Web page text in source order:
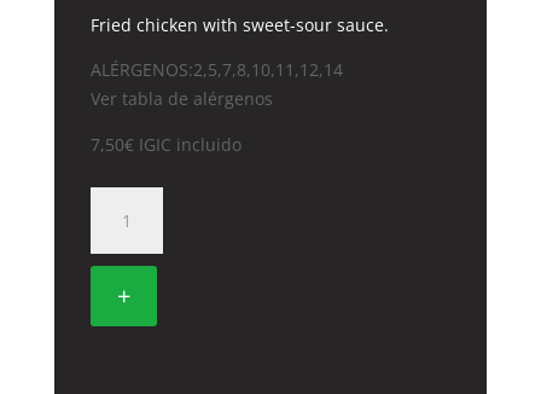
Fried chicken with sweet-sour sauce.
ALÉRGENOS:2,5,7,8,10,11,12,14
Ver tabla de alérgenos
7,50€ IGIC incluido
POLLO
CON
AGRIDULCE
+